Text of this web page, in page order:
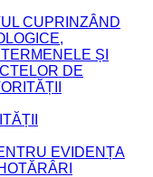
CUPRINZÂND
ȘI
DE
EVIDENȚA